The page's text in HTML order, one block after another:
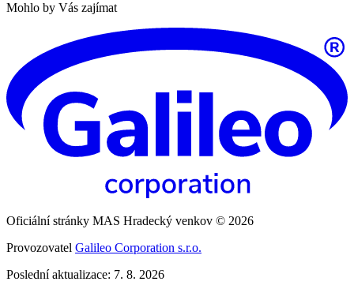
Mohlo by Vás zajímat
Oficiální stránky MAS Hradecký venkov © 2026
Provozovatel Galileo Corporation s.r.o.
Poslední aktualizace: 7. 8. 2026